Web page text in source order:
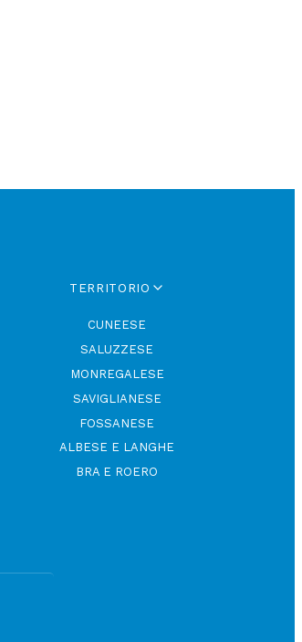
TERRITORIO
CUNEESE
SALUZZESE
MONREGALESE
SAVIGLIANESE
FOSSANESE
ALBESE E LANGHE
BRA E ROERO